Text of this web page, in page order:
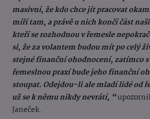
masivní, že kdo chce jít pracovat
míří tam, a právě u nich končí část
kteří se rozhodnou v řemesle
si, že za volantem budou mít po celý
stejné finanční ohodnocení, zatímco
řemeslnou praxí bude jeho finanční
stoupat. Odejdou-li ale mladí lidé od
už se k němu nikdy nevrátí, “
Janeček.